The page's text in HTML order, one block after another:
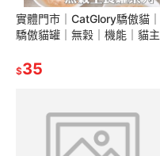
實體門市｜CatGlory驕傲貓｜
驕傲貓罐｜無穀｜機能｜貓主
魚罐頭｜貓罐｜翔帥寵物生活
$35